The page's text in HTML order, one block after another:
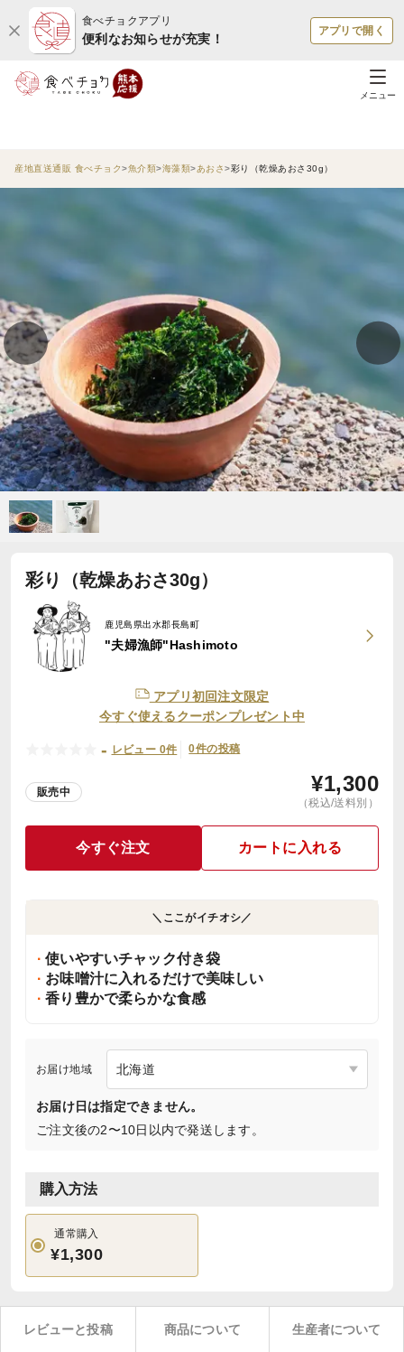
食べチョクアプリ
便利なお知らせが充実！
アプリで開く
メニュー
産地直送通販 食べチョク 魚介類 海藻類 あおさ 彩り（乾燥あおさ30g）
彩り（乾燥あおさ30g）
鹿児島県出水郡長島町
"夫婦漁師"Hashimoto
アプリ初回注文限定
今すぐ使えるクーポンプレゼント中
- レビュー 0件 0件の投稿
販売中 ¥1,300
（税込/送料別）
今すぐ注文 カートに入れる
＼ここがイチオシ／
使いやすいチャック付き袋
お味噌汁に入れるだけで美味しい
香り豊かで柔らかな食感
お届け地域
お届け日は指定できません。
ご注文後の2〜10日以内で発送します。
購入方法
通常購入
¥1,300
レビューと投稿 商品について 生産者について